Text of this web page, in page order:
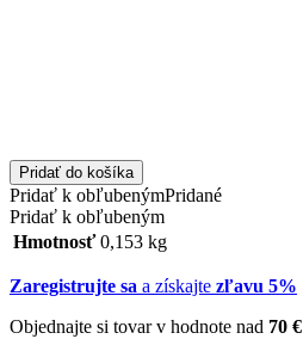
Pridať do košíka
Pridať k obľubenýmPridané
Pridať k obľubeným
Hmotnosť 0,153 kg
Zaregistrujte sa a získajte zľavu 5%
Objednajte si tovar v hodnote nad 70 €